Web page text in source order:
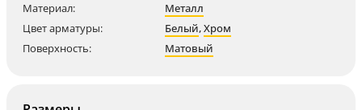
Материал:
Металл
Цвет арматуры:
Белый,Хром
Поверхность:
Матовый